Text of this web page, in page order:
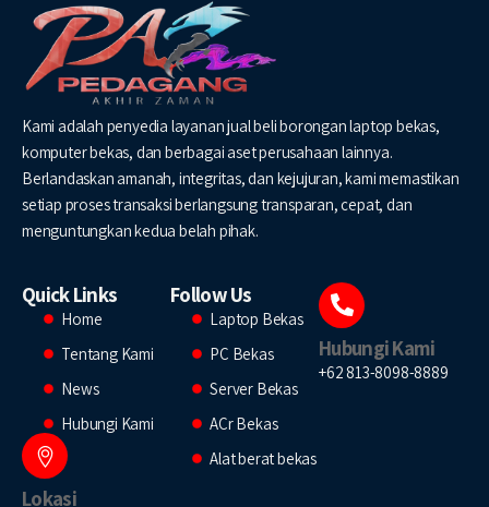
Kami adalah penyedia layanan jual beli borongan laptop bekas,
komputer bekas, dan berbagai aset perusahaan lainnya.
Berlandaskan amanah, integritas, dan kejujuran, kami memastikan
setiap proses transaksi berlangsung transparan, cepat, dan
menguntungkan kedua belah pihak.
Quick Links
Home
Tentang Kami
News
Hubungi Kami
Follow Us
Laptop Bekas
PC Bekas
Server Bekas
ACr Bekas
Alat berat bekas
Hubungi Kami
+62 813-8098-8889
Lokasi